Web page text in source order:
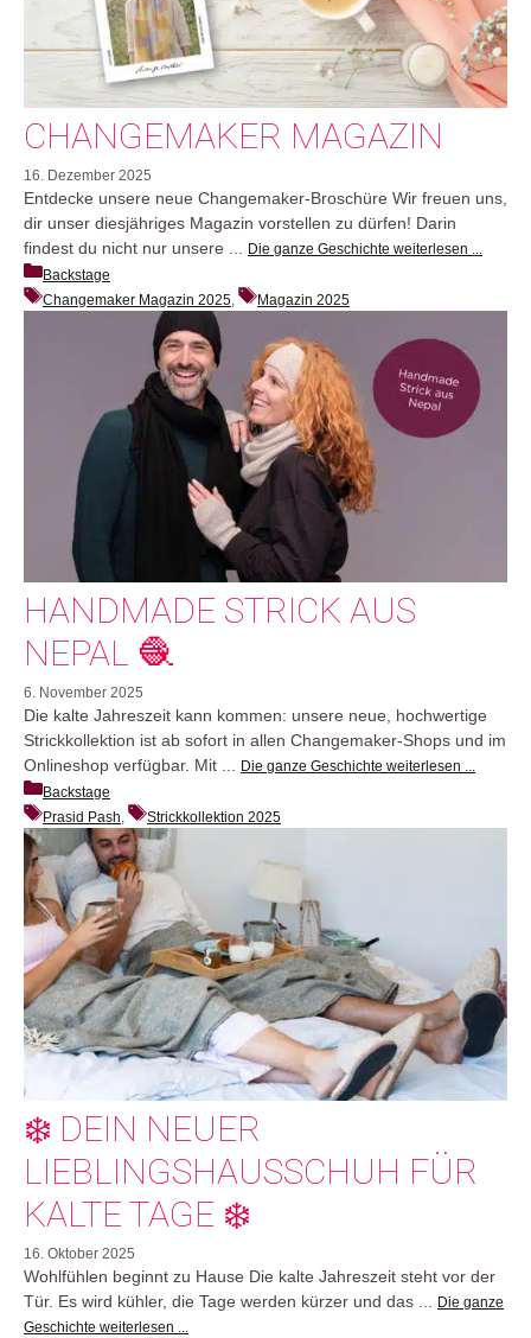
CHANGEMAKER MAGAZIN
16. Dezember 2025
Entdecke unsere neue Changemaker-Broschüre Wir freuen uns,
dir unser diesjähriges Magazin vorstellen zu dürfen! Darin
findest du nicht nur unsere ...
Die ganze Geschichte weiterlesen ...
Backstage
Changemaker Magazin 2025, Magazin 2025
HANDMADE STRICK AUS
NEPAL 🧶
6. November 2025
Die kalte Jahreszeit kann kommen: unsere neue, hochwertige
Strickkollektion ist ab sofort in allen Changemaker-Shops und im
Onlineshop verfügbar. Mit ... Die ganze Geschichte weiterlesen ...
Backstage
Prasid Pash, Strickkollektion 2025
❄️ DEIN NEUER
LIEBLINGSHAUSSCHUH FÜR
KALTE TAGE ❄️
16. Oktober 2025
Wohlfühlen beginnt zu Hause Die kalte Jahreszeit steht vor der
Tür. Es wird kühler, die Tage werden kürzer und das ...
Die ganze
Geschichte weiterlesen ...